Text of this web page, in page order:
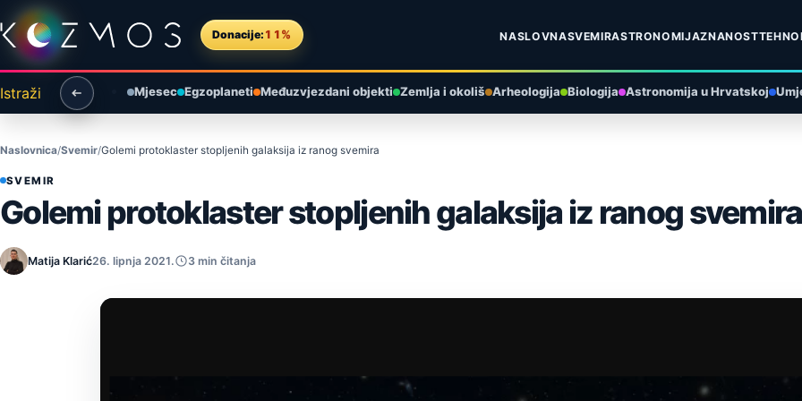
Preskoči na sadržaj
Donacije: 11% NASLOVNASVEMIRASTRONOMIJAZNANOST
Istraži Mjesec Egzoplaneti Međuzvjezdani objekti Zemlja i okoliš Arheologija Biologija Astronomija u Hrvatskoj
Naslovnica Svemir Golemi protoklaster stopljenih galaksija iz ranog svemira
SVEMIR
Golemi protoklaster stopljenih galaksija iz ranog svemira
Matija Klarić26. lipnja 2021. 3 min čitanja